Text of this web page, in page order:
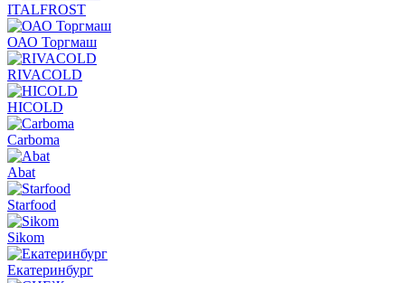
ITALFROST
ОАО Торгмаш
RIVACOLD
HICOLD
Carboma
Abat
Starfood
Sikom
Екатеринбург